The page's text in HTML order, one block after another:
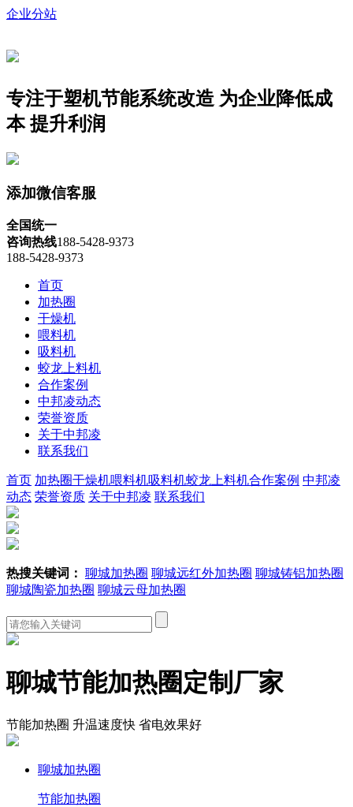
企业分站
专注于塑机节能系统改造 为企业降低成
本 提升利润
添加微信客服
全国统一
咨询热线188-5428-9373
188-5428-9373
首页
加热圈
干燥机
喂料机
吸料机
蛟龙上料机
合作案例
中邦凌动态
荣誉资质
关于中邦凌
联系我们
首页 加热圈干燥机喂料机吸料机蛟龙上料机合作案例 中邦凌
动态 荣誉资质 关于中邦凌 联系我们
热搜关键词： 聊城加热圈 聊城远红外加热圈 聊城铸铝加热圈
聊城陶瓷加热圈 聊城云母加热圈
聊城节能加热圈定制厂家
节能加热圈 升温速度快 省电效果好
聊城加热圈
节能加热圈